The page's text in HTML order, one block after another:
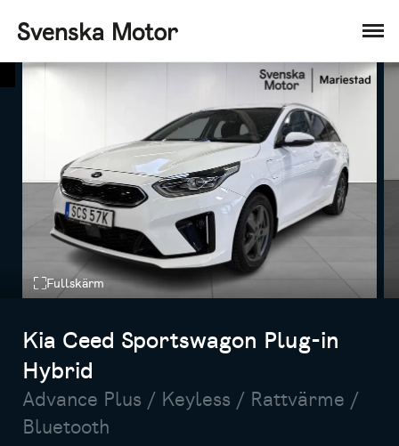
Fullskärm
Kia Ceed Sportswagon Plug-in
Hybrid
Advance Plus / Keyless / Rattvärme /
Bluetooth